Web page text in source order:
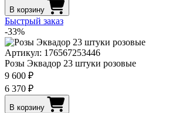
В корзину
Быстрый заказ
-33%
Артикул: 176567253446
Розы Эквадор 23 штуки розовые
9 600 ₽
6 370 ₽
В корзину